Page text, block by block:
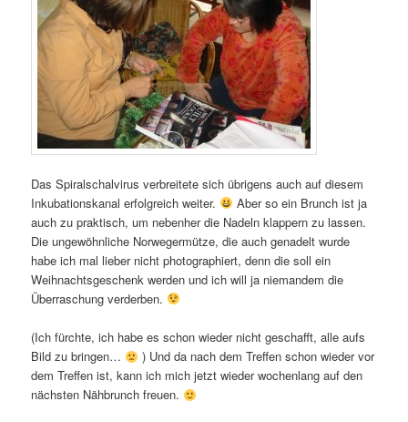
Das Spiralschalvirus verbreitete sich übrigens auch auf diesem
Inkubationskanal erfolgreich weiter.
Aber so ein Brunch ist ja
auch zu praktisch, um nebenher die Nadeln klappern zu lassen.
Die ungewöhnliche Norwegermütze, die auch genadelt wurde
habe ich mal lieber nicht photographiert, denn die soll ein
Weihnachtsgeschenk werden und ich will ja niemandem die
Überraschung verderben.
(Ich fürchte, ich habe es schon wieder nicht geschafft, alle aufs
Bild zu bringen…
) Und da nach dem Treffen schon wieder vor
dem Treffen ist, kann ich mich jetzt wieder wochenlang auf den
nächsten Nähbrunch freuen.